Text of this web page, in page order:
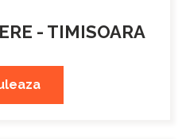
- TIMISOARA